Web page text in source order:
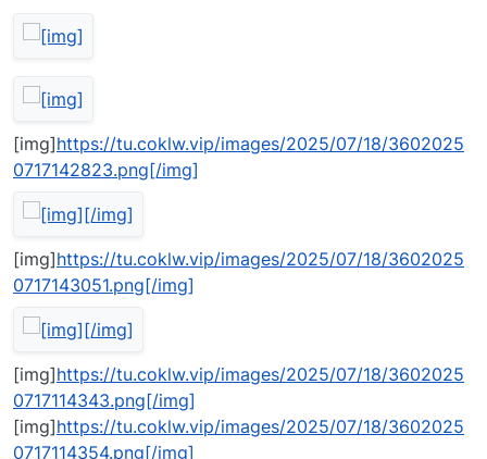
[img]https://tu.coklw.vip/images/2025/07/18/3602025
0717142823.png[/img]
[img]https://tu.coklw.vip/images/2025/07/18/3602025
0717143051.png[/img]
[img]https://tu.coklw.vip/images/2025/07/18/3602025
0717114343.png[/img]
[img]https://tu.coklw.vip/images/2025/07/18/3602025
0717114354.png[/img]